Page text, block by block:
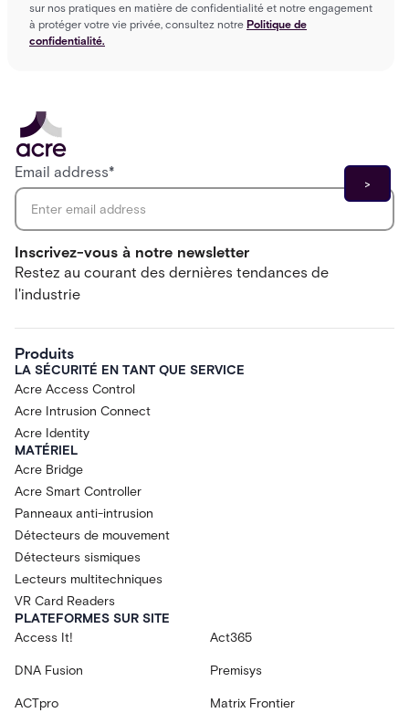
sur nos pratiques en matière de confidentialité et notre engagement
à protéger votre vie privée, consultez notre Politique de
confidentialité.
Inscrivez-vous à notre newsletter
Restez au courant des dernières tendances de
l'industrie
Email address*
Produits
LA SÉCURITÉ EN TANT QUE SERVICE
Acre Access Control
Acre Intrusion Connect
Acre Identity
MATÉRIEL
Acre Bridge
Acre Smart Controller
Panneaux anti-intrusion
Détecteurs de mouvement
Détecteurs sismiques
Lecteurs multitechniques
VR Card Readers
PLATEFORMES SUR SITE
Access It!
Act365
DNA Fusion Premisys
ACTpro Matrix Frontier